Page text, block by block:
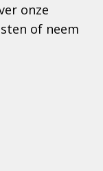
onze
of neem